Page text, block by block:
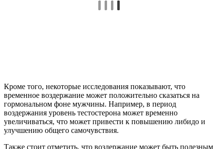
Кроме того, некоторые исследования показывают, что
временное воздержание может положительно сказаться на
гормональном фоне мужчины. Например, в период
воздержания уровень тестостерона может временно
увеличиваться, что может привести к повышению либидо и
улучшению общего самочувствия.
Также стоит отметить, что воздержание может быть полезным